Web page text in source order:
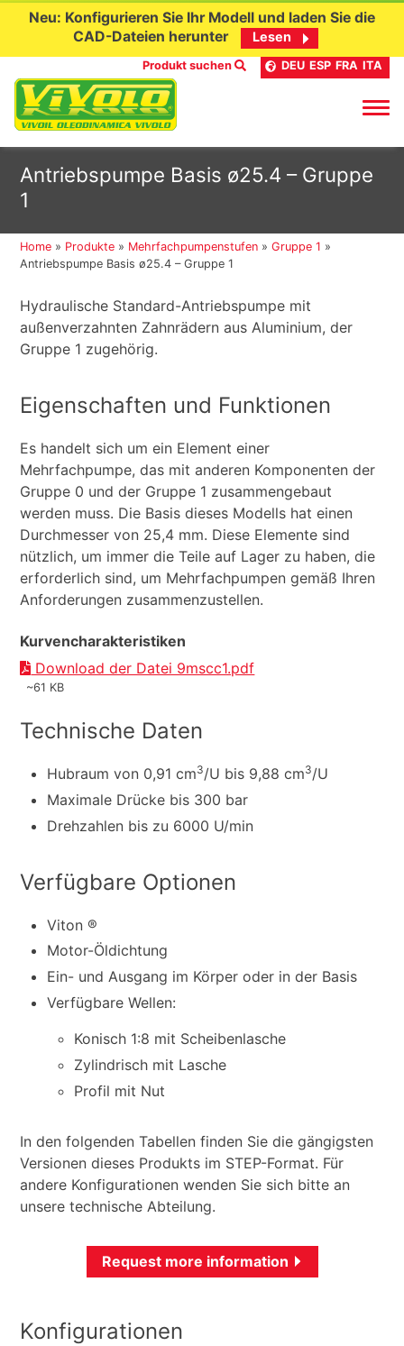
content
Neu: Konfigurieren Sie Ihr Modell und laden Sie die
CAD-Dateien herunter
Lesen
Produkt suchen DEU ESP FRA ITA
Antriebspumpe Basis ø25.4 – Gruppe
1
Home » Produkte » Mehrfachpumpenstufen »Gruppe 1 »
Antriebspumpe Basis ø25.4 – Gruppe 1
Hydraulische Standard-Antriebspumpe mit
außenverzahnten Zahnrädern aus Aluminium, der
Gruppe 1 zugehörig.
Eigenschaften und Funktionen
Es handelt sich um ein Element einer
Mehrfachpumpe, das mit anderen Komponenten der
Gruppe 0 und der Gruppe 1 zusammengebaut
werden muss. Die Basis dieses Modells hat einen
Durchmesser von 25,4 mm. Diese Elemente sind
nützlich, um immer die Teile auf Lager zu haben, die
erforderlich sind, um Mehrfachpumpen gemäß Ihren
Anforderungen zusammenzustellen.
Kurvencharakteristiken
Download der Datei 9mscc1.pdf
~61 KB
Technische Daten
Hubraum von 0,91 cm3/U bis 9,88 cm3/U
Maximale Drücke bis 300 bar
Drehzahlen bis zu 6000 U/min
Verfügbare Optionen
Viton ®
Motor-Öldichtung
Ein- und Ausgang im Körper oder in der Basis
Verfügbare Wellen:
Konisch 1:8 mit Scheibenlasche
Zylindrisch mit Lasche
Profil mit Nut
In den folgenden Tabellen finden Sie die gängigsten
Versionen dieses Produkts im STEP-Format. Für
andere Konfigurationen wenden Sie sich bitte an
unsere technische Abteilung.
Request more information
Konfigurationen